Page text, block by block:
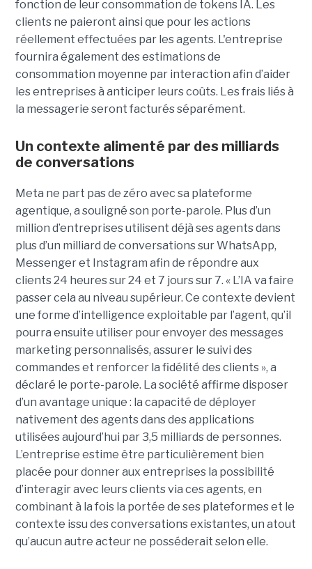
fonction de leur consommation de tokens IA. Les
clients ne paieront ainsi que pour les actions
réellement effectuées par les agents. L'entreprise
fournira également des estimations de
consommation moyenne par interaction afin d’aider
les entreprises à anticiper leurs coûts. Les frais liés à
la messagerie seront facturés séparément.
Un contexte alimenté par des milliards
de conversations
Meta ne part pas de zéro avec sa plateforme
agentique, a souligné son porte-parole. Plus d’un
million d’entreprises utilisent déjà ses agents dans
plus d’un milliard de conversations sur WhatsApp,
Messenger et Instagram afin de répondre aux
clients 24 heures sur 24 et 7 jours sur 7. « L’IA va faire
passer cela au niveau supérieur. Ce contexte devient
une forme d’intelligence exploitable par l’agent, qu’il
pourra ensuite utiliser pour envoyer des messages
marketing personnalisés, assurer le suivi des
commandes et renforcer la fidélité des clients », a
déclaré le porte-parole. La société affirme disposer
d’un avantage unique : la capacité de déployer
nativement des agents dans des applications
utilisées aujourd’hui par 3,5 milliards de personnes.
L’entreprise estime être particulièrement bien
placée pour donner aux entreprises la possibilité
d’interagir avec leurs clients via ces agents, en
combinant à la fois la portée de ses plateformes et le
contexte issu des conversations existantes, un atout
qu’aucun autre acteur ne posséderait selon elle.